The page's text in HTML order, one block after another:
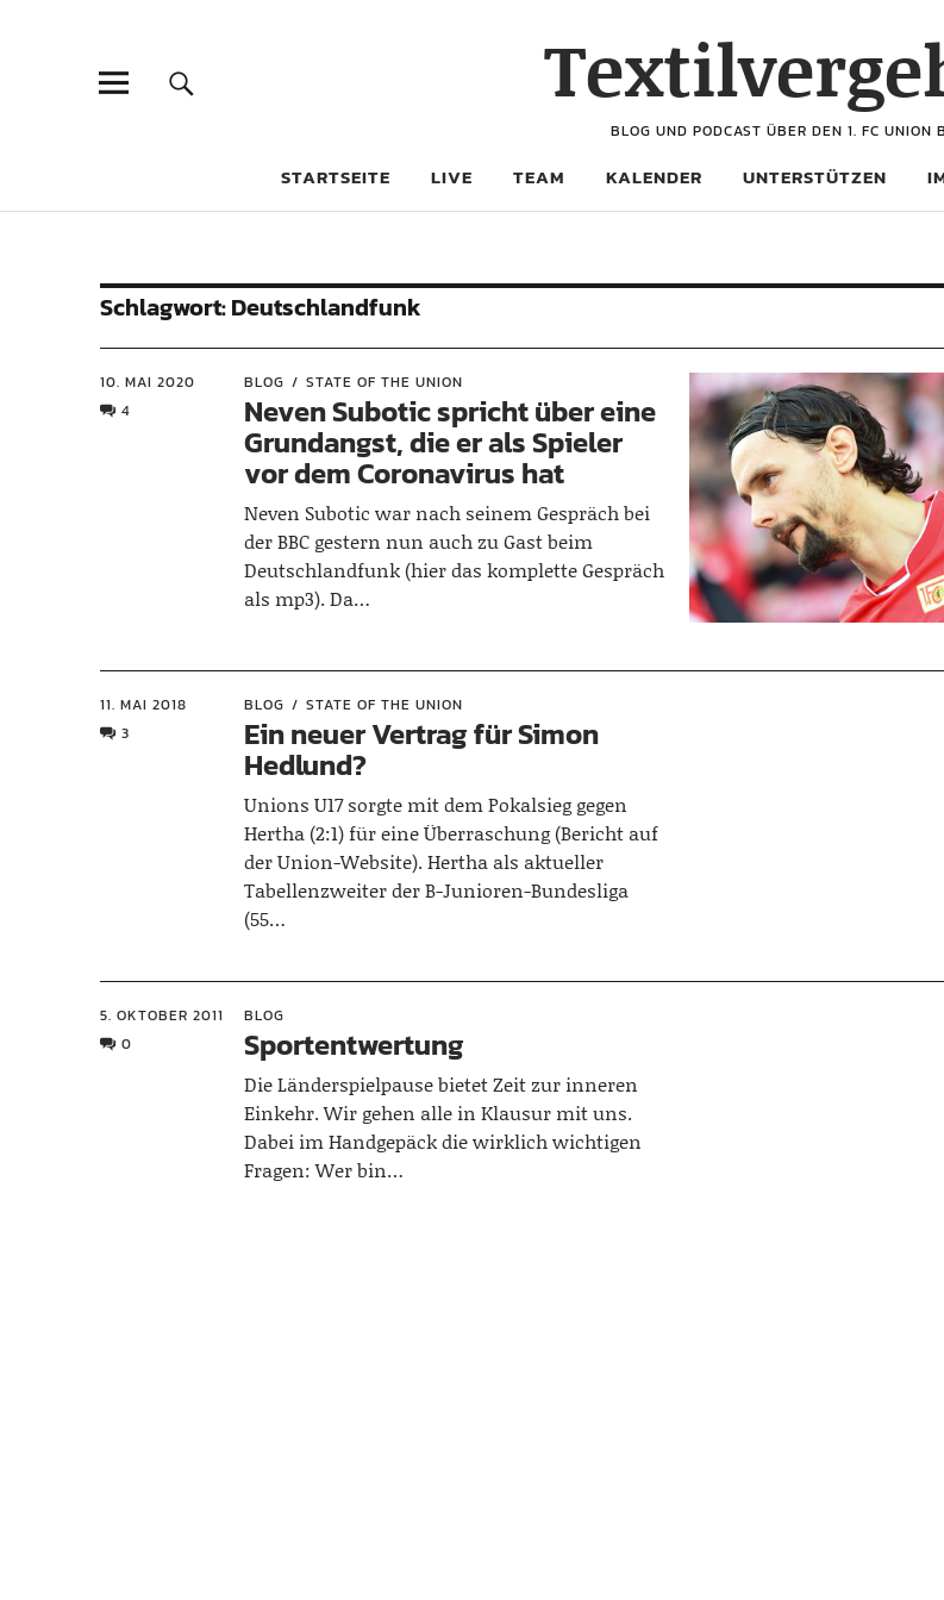
BLOG UND PODCAST ÜBER DEN 1. FC UNION
STARTSEITE LIVE TEAM KALENDER UNTERSTÜTZEN
Schlagwort:Deutschlandfunk
10. MAI 2020
4
BLOG STATE OF THE UNION
Neven Subotic spricht über eine
Grundangst, die er als Spieler
vor dem Coronavirus hat
Neven Subotic war nach seinem Gespräch bei
der BBC gestern nun auch zu Gast beim
Deutschlandfunk (hier das komplette Gespräch
als mp3). Da…
11. MAI 2018
3
BLOG STATE OF THE UNION
Ein neuer Vertrag für Simon
Hedlund?
Unions U17 sorgte mit dem Pokalsieg gegen
Hertha (2:1) für eine Überraschung (Bericht auf
der Union-Website). Hertha als aktueller
Tabellenzweiter der B-Junioren-Bundesliga
(55…
5. OKTOBER 2011
0
BLOG
Sportentwertung
Die Länderspielpause bietet Zeit zur inneren
Einkehr. Wir gehen alle in Klausur mit uns.
Dabei im Handgepäck die wirklich wichtigen
Fragen: Wer bin…